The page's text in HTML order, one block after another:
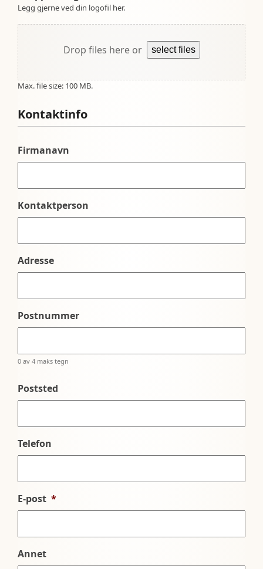
Legg gjerne ved din logofil her.
Drop files here or select files
Max. file size: 100 MB.
Kontaktinfo
Firmanavn
Kontaktperson
Adresse
Postnummer
0 av 4 maks tegn
Poststed
Telefon
E-post *
Annet